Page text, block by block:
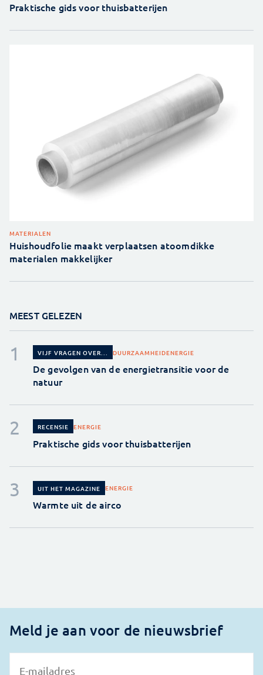
Praktische gids voor thuisbatterijen
MATERIALEN
Huishoudfolie maakt verplaatsen atoomdikke
materialen makkelijker
MEEST GELEZEN
VIJF VRAGEN OVER... DUURZAAMHEIDENERGIE
De gevolgen van de energietransitie voor de
natuur
RECENSIE ENERGIE
Praktische gids voor thuisbatterijen
UIT HET MAGAZINE ENERGIE
Warmte uit de airco
Meld je aan voor de nieuwsbrief